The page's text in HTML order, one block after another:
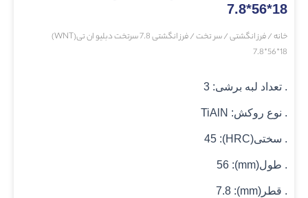
7.8*56*18
خانه/فرز انگشتی/سر تخت
/ فرز انگشتی 7.8 سرتخت دبلیو ان تی(WNT)
7.8*56*18
. تعداد لبه برشی: 3
. نوع روکش: TiAlN
. سختی(HRC): 45
. طول(mm): 56
. قطر(mm): 7.8